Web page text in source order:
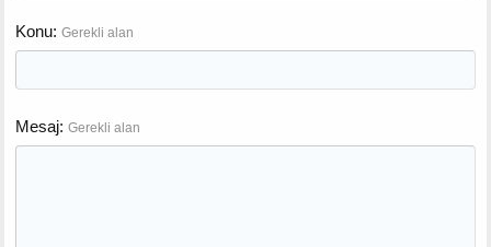
Konu Gerekli alan
Mesaj Gerekli alan